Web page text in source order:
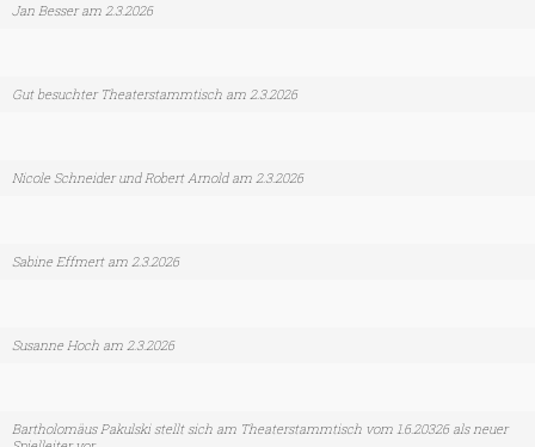
Jan Besser am 2.3.2026
Gut besuchter Theaterstammtisch am 2.3.2026
Nicole Schneider und Robert Arnold am 2.3.2026
Sabine Effmert am 2.3.2026
Susanne Hoch am 2.3.2026
Bartholomäus Pakulski stellt sich am Theaterstammtisch vom 1.6.20326 als neuer